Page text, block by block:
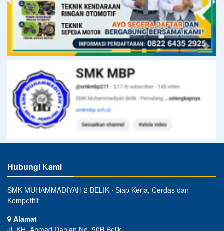
Hubungi Kami
SMK MUHAMMADIYAH 2 BELIK ⋅ Siap Kerja, Cerdas dan
Kompetitif
Alamat